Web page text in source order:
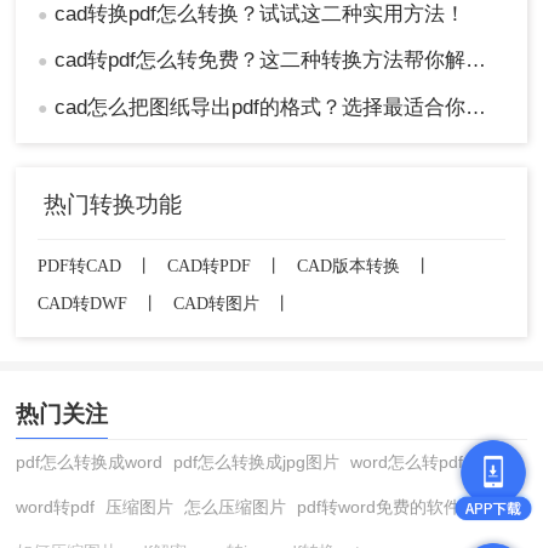
● cad转换pdf怎么转换？试试这二种实用方法！
● cad转pdf怎么转免费？这二种转换方法帮你解决！
● cad怎么把图纸导出pdf的格式？选择最适合你的高效方法！
热门转换功能
PDF转CAD CAD转PDF CAD版本转换
CAD转DWF
CAD转图片
热门关注
pdf怎么转换成word pdf怎么转换成jpg图片 word怎么转pdf
word转pdf 压缩图片 怎么压缩图片 pdf转word免费的软件